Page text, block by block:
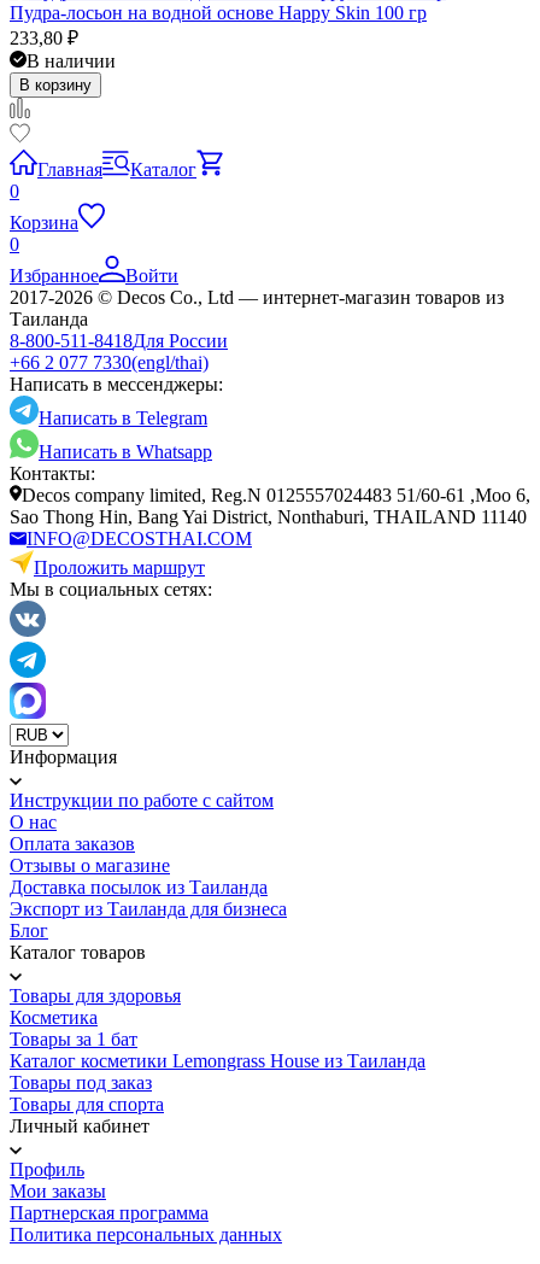
Пудра-лосьон на водной основе Happy Skin 100 гр
233,80 ₽
В наличии
В корзину
Главная
Каталог
0
Корзина
0
Избранное
Войти
2017-2026 © Decos Co., Ltd — интернет-магазин товаров из
Таиланда
8-800-511-8418Для России
+66 2 077 7330(engl/thai)
Написать в мессенджеры:
Написать в Telegram
Написать в Whatsapp
Контакты:
Decos company limited, Reg.N 0125557024483 51/60-61 ,Moo 6,
Sao Thong Hin, Bang Yai District, Nonthaburi, THAILAND 11140
INFO@DECOSTHAI.COM
Проложить маршрут
Мы в социальных сетях:
Информация
Инструкции по работе с сайтом
О нас
Оплата заказов
Отзывы о магазине
Доставка посылок из Таиланда
Экспорт из Таиланда для бизнеса
Блог
Каталог товаров
Товары для здоровья
Косметика
Товары за 1 бат
Каталог косметики Lemongrass House из Таиланда
Товары под заказ
Товары для спорта
Личный кабинет
Профиль
Мои заказы
Партнерская программа
Политика персональных данных